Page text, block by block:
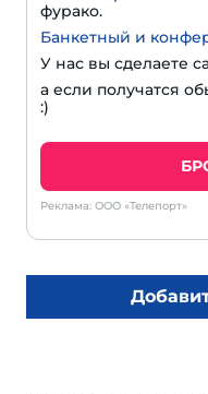
фурако.
Банкетный и
У нас вы сделаете
а если получатся
:)
Реклама: ООО «Телепорт»